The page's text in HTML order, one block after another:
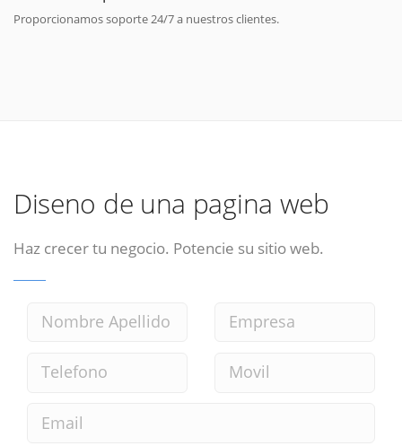
Proporcionamos soporte 24/7 a nuestros clientes.
Diseno de una pagina web
Haz crecer tu negocio. Potencie su sitio web.